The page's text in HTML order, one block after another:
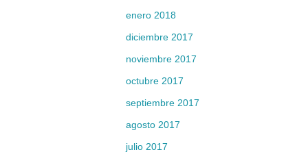
enero 2018
diciembre 2017
noviembre 2017
octubre 2017
septiembre 2017
agosto 2017
julio 2017